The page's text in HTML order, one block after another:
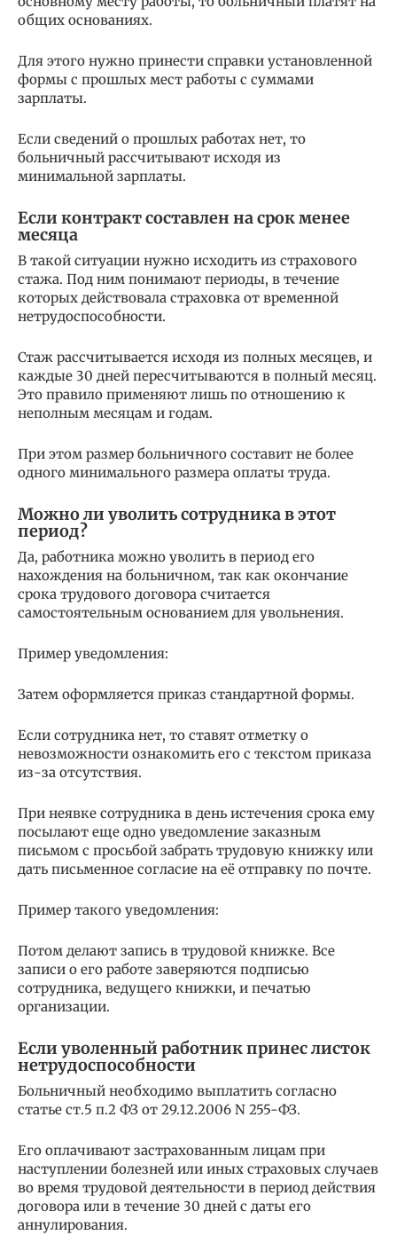
общих основаниях.
Для этого нужно принести справки установленной
формы с прошлых мест работы с суммами
зарплаты.
Если сведений о прошлых работах нет, то
больничный рассчитывают исходя из
минимальной зарплаты.
Если контракт составлен на срок менее
месяца
В такой ситуации нужно исходить из страхового
стажа. Под ним понимают периоды, в течение
которых действовала страховка от временной
нетрудоспособности.
Стаж рассчитывается исходя из полных месяцев, и
каждые 30 дней пересчитываются в полный месяц.
Это правило применяют лишь по отношению к
неполным месяцам и годам.
При этом размер больничного составит не более
одного минимального размера оплаты труда.
Можно ли уволить сотрудника в этот
период?
Да, работника можно уволить в период его
нахождения на больничном, так как окончание
срока трудового договора считается
самостоятельным основанием для увольнения.
Пример уведомления:
Затем оформляется приказ стандартной формы.
Если сотрудника нет, то ставят отметку о
невозможности ознакомить его с текстом приказа
из-за отсутствия.
При неявке сотрудника в день истечения срока ему
посылают еще одно уведомление заказным
письмом с просьбой забрать трудовую книжку или
дать письменное согласие на её отправку по почте.
Пример такого уведомления:
Потом делают запись в трудовой книжке. Все
записи о его работе заверяются подписью
сотрудника, ведущего книжки, и печатью
организации.
Если уволенный работник принес листок
нетрудоспособности
Больничный необходимо выплатить согласно
статье ст.5 п.2 ФЗ от 29.12.2006 N 255-ФЗ.
Его оплачивают застрахованным лицам при
наступлении болезней или иных страховых случаев
во время трудовой деятельности в период действия
договора или в течение 30 дней с даты его
аннулирования.